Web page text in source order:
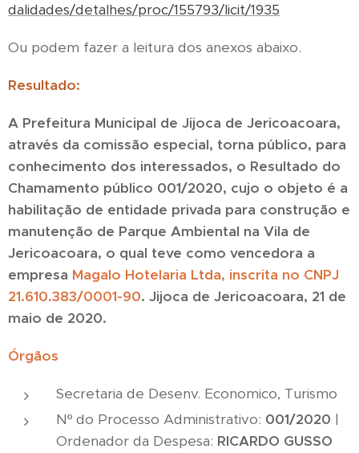
dalidades/detalhes/proc/155793/licit/1935
Ou podem fazer a leitura dos anexos abaixo.
Resultado:
A Prefeitura Municipal de Jijoca de Jericoacoara,
através da comissão especial, torna público, para
conhecimento dos interessados, o Resultado do
Chamamento público 001/2020, cujo o objeto é a
habilitação de entidade privada para construção e
manutenção de Parque Ambiental na Vila de
Jericoacoara, o qual teve como vencedora a
empresa Magalo Hotelaria Ltda, inscrita no CNPJ
21.610.383/0001-90. Jijoca de Jericoacoara, 21 de
maio de 2020.
Órgãos
Secretaria de Desenv. Economico, Turismo
Nº do Processo Administrativo: 001/2020 |
Ordenador da Despesa: RICARDO GUSSO